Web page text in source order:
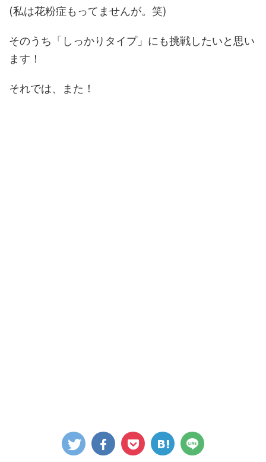
(私は花粉症もってませんが。笑)
そのうち「しっかりタイプ」にも挑戦したいと思い
ます！
それでは、また！